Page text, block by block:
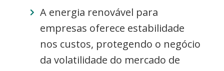
A energia renovável para
empresas oferece estabilidade
nos custos, protegendo o negócio
da volatilidade do mercado de